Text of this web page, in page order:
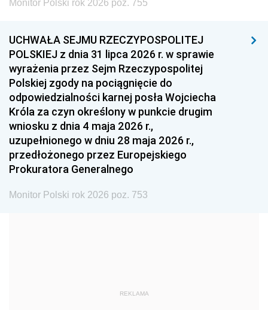
1996 1995 1994
1993 1992 1991
1990 1989
1987 1986 1985
1984 1983
1981 1980 1979
1978 1977
1975 1974
1959
Monitor Polski rok 2026 poz. 755
UCHWAŁA SEJMU RZECZYPOSPOLITEJ
POLSKIEJ z dnia 31 lipca 2026 r. w sprawie
wyrażenia przez Sejm Rzeczypospolitej
Polskiej zgody na pociągnięcie do
odpowiedzialności karnej posła Wojciecha
Króla za czyn określony w punkcie drugim
wniosku z dnia 4 maja 2026 r.,
uzupełnionego w dniu 28 maja 2026 r.,
przedłożonego przez Europejskiego
Prokuratora Generalnego
Monitor Polski rok 2026 poz. 753
REKLAMA